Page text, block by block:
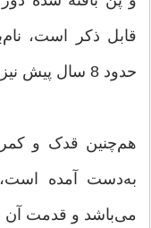
حدود 8 سال پیش نیز به رحمت خدا رفته اند.
هم‌چنین قدک و
به‌دست آمده است،
می‌باشد و قدمت آن به بیش از 70